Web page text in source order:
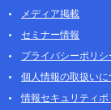
メディア掲載
セミナー情報
プライバシーポリシ
個人情報の取扱いに
情報セキュリティポ